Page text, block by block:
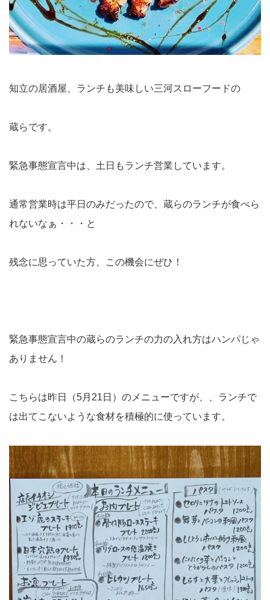
知立の居酒屋、ランチも美味しい三河スローフードの
蔵らです。
緊急事態宣言中は、土日もランチ営業しています。
通常営業時は平日のみだったので、蔵らのランチが食べら
れないなぁ・・・と
残念に思っていた方、この機会にぜひ！
緊急事態宣言中の蔵らのランチの力の入れ方はハンパじゃ
ありません！
こちらは昨日（5月21日）のメニューですが、、ランチで
は出てこないような食材を積極的に使っています。